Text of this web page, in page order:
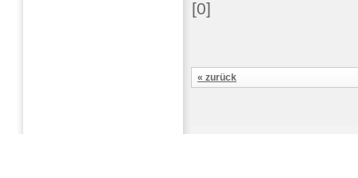
[0]
« zurück